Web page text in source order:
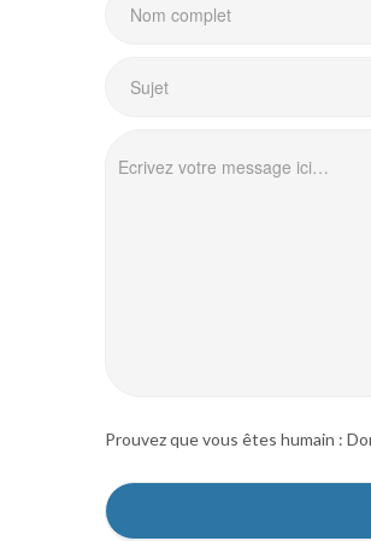
Prouvez que vous êtes humain :